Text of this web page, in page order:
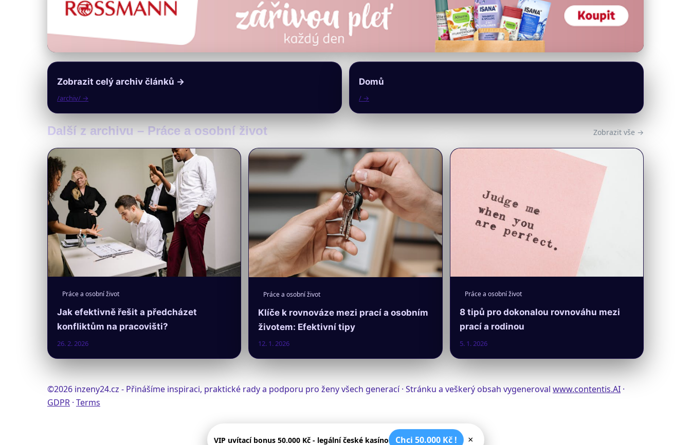
Zobrazit celý archiv článků →
/archiv/ →
Domů
/ →
Další z archivu – Práce a osobní život Zobrazit vše →
Práce a osobní život
Jak efektivně řešit a předcházet
konfliktům na pracovišti?
26. 2. 2026
Práce a osobní život
Klíče k rovnováze mezi prací a osobním
životem: Efektivní tipy
12. 1. 2026
Práce a osobní život
8 tipů pro dokonalou rovnováhu mezi
prací a rodinou
5. 1. 2026
©2026 inzeny24.cz - Přinášíme inspiraci, praktické rady a podporu pro ženy všech generací · Stránku a veškerý obsah vygeneroval www.contentis.AI ·
GDPR · Terms
VIP uvítací bonus 50.000 Kč - legální české kasíno Chci 50.000 Kč ! ×